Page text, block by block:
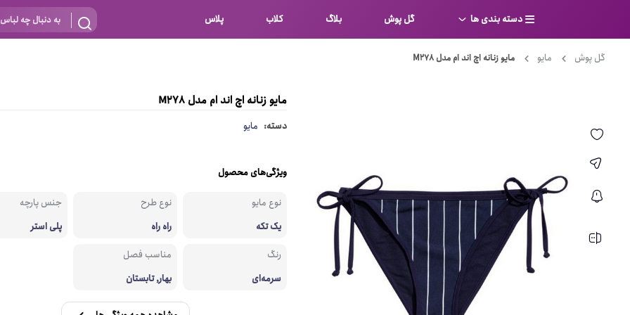
دسته بندی ها
سوتین
بی بند
بادی
بیکینی
مایو
کاستوم
گل پوش بلاگ کلاب پلاس
گل پوش مایو مایو زنانه اچ اند ام مدل M278
مایو زنانه اچ اند ام مدل M278
دسته: مایو
ویژگی‌های محصول
نوع مایو
یک تکه
نوع طرح
راه راه
جنس پارچه
پلی استر
رنگ
سرمه‌ای
مناسب فصل
بهار, تابستان